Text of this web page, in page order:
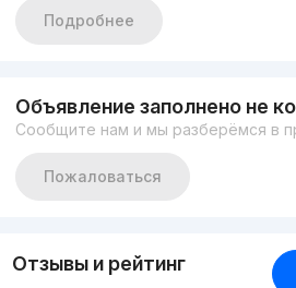
снижена)Дополнительная
90 167 04 08 Светлана
Подробнее
Объявление заполнено не
Сообщите нам и мы разберёмся в
Пожаловаться
Отзывы и рейтинг